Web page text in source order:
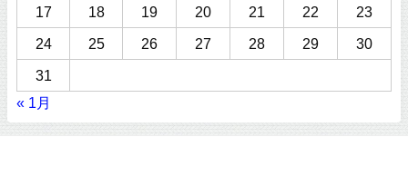
17 18 19 20 21 22 23
24 25 26 27 28 29 30
31
« 1月